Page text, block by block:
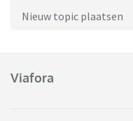
Nieuw topic plaatsen
Viafora